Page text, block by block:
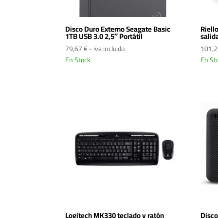
Disco Duro Externo Seagate Basic
1TB USB 3.0 2,5″ Portátil
79,67€- iva incluido
En Stock
En